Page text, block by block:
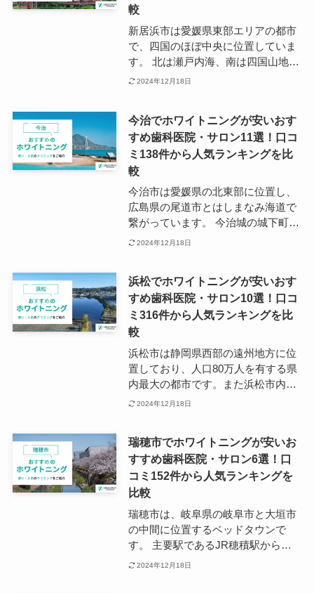
較
新居浜市は愛媛県東部エリアの都市
で、四国のほぼ中央に位置していま
す。 北は瀬戸内海、南は四国山地が
広がり、自然豊かで年間を通して続
では最も注目されている移住エリア
と言っても過言ではないでしょう。
そんな新居浜市の主要駅は、JR予讃
線（高松駅〜宇和島駅）の「新居浜
駅」で、駅周辺には複数の歯科医院
が点在しています。 ホワイトニング
に通うクリニックをお探しの際は、
新居浜駅の海側をチェックしてみて
ください。
2024年12月18日
今治でホワイトニングが安いおす
すめ歯科医院・サロン11選！口コ
ミ138件から人気ランキングを比
較
今治市は愛媛県の北東部に位置し、
広島県の尾道市とはしまなみ海道で
繋がっています。 今治城の城下町と
して栄えた街であり、日本で有数の
人気です。 今治市の歯科医院は今治
駅周辺と国道317号線沿いに多く点
在しています。 営業終了時間は18
時〜19時ごろが多く、仕事帰りや学
校帰りでも通院しやすい場所が多い
印象です。
2024年12月18日
浜松でホワイトニングが安いおす
すめ歯科医院・サロン10選！口コ
ミ316件から人気ランキングを比
較
浜松市は静岡県西部の遠州地方に位
置しており、人口80万人を有する県
内最大の都市です。また浜松市内に
はほかにも多くの歯科医院やサロン
す。 ご自身にとって通いやすさ、設
備・環境、治療内容などを踏まえ
て、最適な歯科医院、サロンを見つ
けることをおすすめいたします。 国
内でも有数のものづくり産業の都市
として、自動車やオートバイ、楽器
など様々な産業技術を生み出すとと
もに、日本から世界へと産業の発展
に貢献した都市でもあります。 浜松
2024年12月18日
瑞穂市でホワイトニングが安いお
すすめ歯科医院・サロン6選！口
コミ152件から人気ランキングを
比較
瑞穂市は、岐阜県の岐阜市と大垣市
の中間に位置するベッドタウンで
す。 主要駅であるJR穂積駅から
は、名古屋駅まで約25分、JR岐阜駅
2024年12月18日